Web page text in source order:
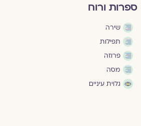
ספרות ורוח
שירה
תפילות
פרוזה
מסה
גלוית עיניים